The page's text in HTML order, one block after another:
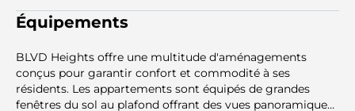
Équipements
BLVD Heights offre une multitude d'aménagements
conçus pour garantir confort et commodité à ses
résidents. Les appartements sont équipés de grandes
fenêtres du sol au plafond offrant des vues panoramiques